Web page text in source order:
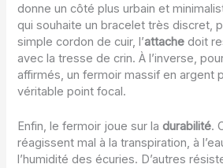
donne un côté plus urbain et
qui souhaite un bracelet très discret,
simple cordon de cuir, l’attache doit
avec la tresse de crin. À l’inverse,
affirmés, un fermoir massif en argent
véritable point focal.
Enfin, le fermoir joue sur ladurabilité.
réagissent mal à la transpiration, à
l’humidité des écuries. D’autres